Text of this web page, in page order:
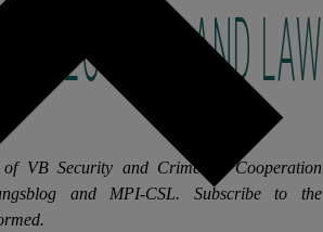
VB Security and Crime: A Cooperation
and MPI-CSL. Subscribe to the